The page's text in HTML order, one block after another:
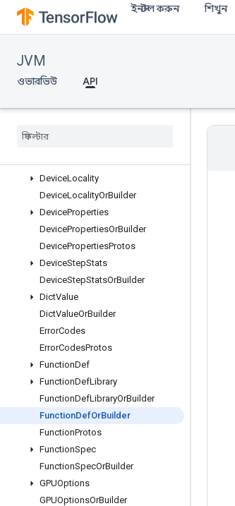
ইনস্টল করুন শিখুন
JVM
ওভারভিউ API
DebugProtos
DebugTensorWatch
DebuggedSourceFile
DebuggedSourceFileOrBuilder
DebuggedSourceFilesOrBuilder
DeviceLocality
DeviceLocalityOrBuilder
DeviceProperties
DevicePropertiesOrBuilder
DevicePropertiesProtos
DeviceStepStats
DeviceStepStatsOrBuilder
DictValue
DictValueOrBuilder
ErrorCodes
ErrorCodesProtos
FunctionDef
FunctionDefLibrary
FunctionDefLibraryOrBuilder
FunctionDefOrBuilder
FunctionProtos
FunctionSpec
FunctionSpecOrBuilder
GPUOptions
GPUOptionsOrBuilder